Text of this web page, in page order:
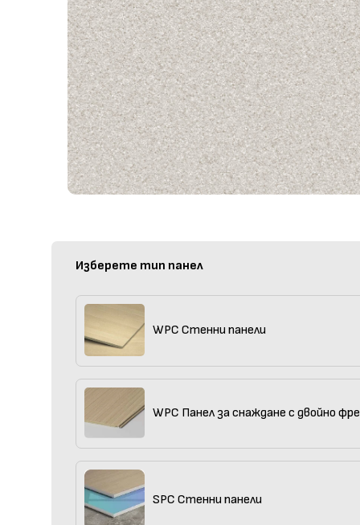
Изберете тип панел
WPC Стенни панели
WPC Панел за снаждане с двойно
SPC Стенни панели